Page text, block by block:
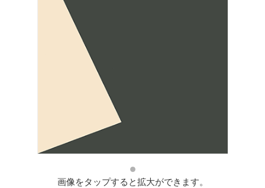
画像をタップすると拡大ができます。